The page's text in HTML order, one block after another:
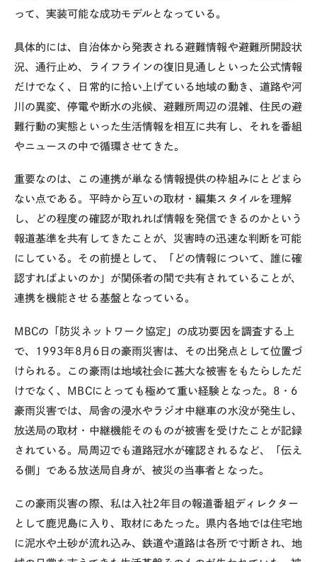
って、実装可能な成功モデルとなっている。
具体的には、自治体から発表される避難情報や避難所開設状
況、通行止め、ライフラインの復旧見通しといった公式情報
だけでなく、日常的に拾い上げている地域の動き、道路や河
川の異変、停電や断水の兆候、避難所周辺の混雑、住民の避
難行動の実態といった生活情報を相互に共有し、それを番組
やニュースの中で循環させてきた。
重要なのは、この連携が単なる情報提供の枠組みにとどまら
ない点である。平時から互いの取材・編集スタイルを理解
し、どの程度の確認が取れれば情報を発信できるのかという
報道基準を共有してきたことが、災害時の迅速な判断を可能
にしている。その前提として、「どの情報について、誰に確
認すればよいのか」が関係者の間で共有されていることが、
連携を機能させる基盤となっている。
MBCの「防災ネットワーク協定」の成功要因を調査する上
で、
1993年8 月 6 日の豪雨災害は、その出発点として位置づ
けられる。この豪雨は地域社会に甚大な被害をもたらしただ
けでなく、
MBCにとっても極めて重い経験となった。 8 ・ 6
豪雨災害では、局舎の浸水やラジオ中継車の水没が発生し、
放送局の取材・中継機能そのものが被害を受けたことが記録
されている。局周辺でも道路冠水が確認されるなど、「伝え
る側」である放送局自身が、被災の当事者となった。
この豪雨災害の際、私は入社2年目の報道番組ディレクター
として鹿児島に入り、取材にあたった。県内各地では住宅地
に泥水や土砂が流れ込み、鉄道や道路は各所で寸断され、地